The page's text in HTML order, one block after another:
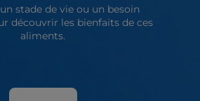
stade de vie ou un besoin
découvrir les bienfaits de ces
aliments.